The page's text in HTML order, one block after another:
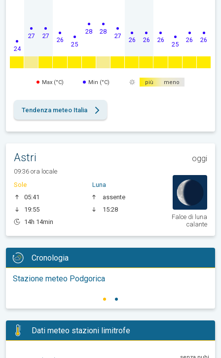
24
27 27
26
25
28 28
27
26 26 26
25
26 26
Max (°C) Min (°C) più meno
Tendenza meteo Italia
Astri oggi
09:36 ora locale
Sole
05:41
19:55
14h 14min
Luna
assente
15:28
Falce di luna
calante
Cronologia
Stazione meteo Podgorica
Dati meteo stazioni limitrofe